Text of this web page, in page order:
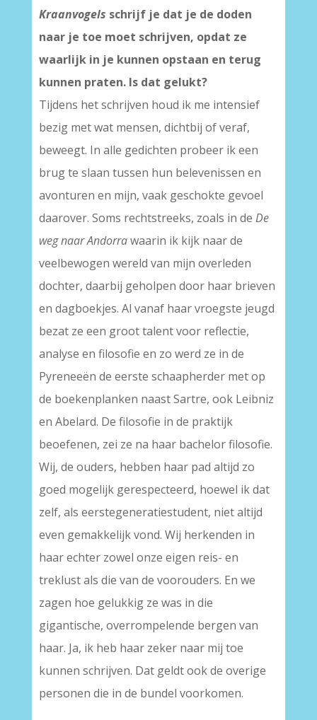
Kraanvogels schrijf je dat je de doden
naar je toe moet schrijven, opdat ze
waarlijk in je kunnen opstaan en terug
kunnen praten. Is dat gelukt?
Tijdens het schrijven houd ik me intensief
bezig met wat mensen, dichtbij of veraf,
beweegt. In alle gedichten probeer ik een
brug te slaan tussen hun belevenissen en
avonturen en mijn, vaak geschokte gevoel
daarover. Soms rechtstreeks, zoals in de De
weg naar Andorrawaarin ik kijk naar de
veelbewogen wereld van mijn overleden
dochter, daarbij geholpen door haar brieven
en dagboekjes. Al vanaf haar vroegste jeugd
bezat ze een groot talent voor reflectie,
analyse en filosofie en zo werd ze in de
Pyreneeën de eerste schaapherder met op
de boekenplanken naast Sartre, ook Leibniz
en Abelard. De filosofie in de praktijk
beoefenen, zei ze na haar bachelor filosofie.
Wij, de ouders, hebben haar pad altijd zo
goed mogelijk gerespecteerd, hoewel ik dat
zelf, als eerstegeneratiestudent, niet altijd
even gemakkelijk vond. Wij herkenden in
haar echter zowel onze eigen reis- en
treklust als die van de voorouders. En we
zagen hoe gelukkig ze was in die
gigantische, overrompelende bergen van
haar. Ja, ik heb haar zeker naar mij toe
kunnen schrijven. Dat geldt ook de overige
personen die in de bundel voorkomen.